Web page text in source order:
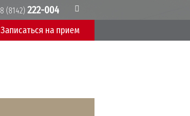
8 (8142)222-004
Записаться на приeм